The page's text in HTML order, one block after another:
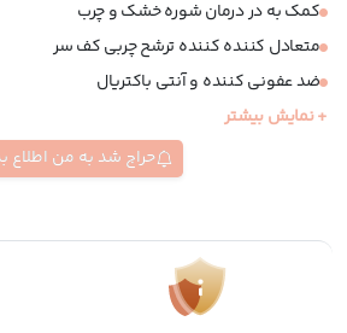
کمک به در درمان شوره خشک و چرب
متعادل کننده کننده ترشح چربی کف سر
ضد عفونی کننده و آنتی باکتریال
تسکین دهنده التهاب و خارش
تقویت کننده گردش خون در پوست سر
+ نمایش بیشتر
حراج شد به من اطلاع